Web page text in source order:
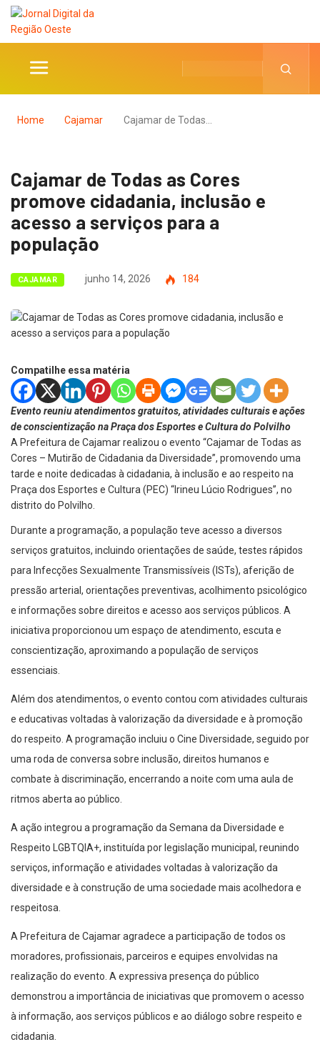
Home Cajamar Cajamar de Todas…
Cajamar de Todas as Cores
promove cidadania, inclusão e
acesso a serviços para a
população
CAJAMAR junho 14, 2026 184
Compatilhe essa matéria
Evento reuniu atendimentos gratuitos, atividades culturais e ações
de conscientização na Praça dos Esportes e Cultura do Polvilho
A Prefeitura de Cajamar realizou o evento “Cajamar de Todas as
Cores – Mutirão de Cidadania da Diversidade”, promovendo uma
tarde e noite dedicadas à cidadania, à inclusão e ao respeito na
Praça dos Esportes e Cultura (PEC) “Irineu Lúcio Rodrigues”, no
distrito do Polvilho.
Durante a programação, a população teve acesso a diversos
serviços gratuitos, incluindo orientações de saúde, testes rápidos
para Infecções Sexualmente Transmissíveis (ISTs), aferição de
pressão arterial, orientações preventivas, acolhimento psicológico
e informações sobre direitos e acesso aos serviços públicos. A
iniciativa proporcionou um espaço de atendimento, escuta e
conscientização, aproximando a população de serviços
essenciais.
Além dos atendimentos, o evento contou com atividades culturais
e educativas voltadas à valorização da diversidade e à promoção
do respeito. A programação incluiu o Cine Diversidade, seguido por
uma roda de conversa sobre inclusão, direitos humanos e
combate à discriminação, encerrando a noite com uma aula de
ritmos aberta ao público.
A ação integrou a programação da Semana da Diversidade e
Respeito LGBTQIA+, instituída por legislação municipal, reunindo
serviços, informação e atividades voltadas à valorização da
diversidade e à construção de uma sociedade mais acolhedora e
respeitosa.
A Prefeitura de Cajamar agradece a participação de todos os
moradores, profissionais, parceiros e equipes envolvidas na
realização do evento. A expressiva presença do público
demonstrou a importância de iniciativas que promovem o acesso
à informação, aos serviços públicos e ao diálogo sobre respeito e
cidadania.